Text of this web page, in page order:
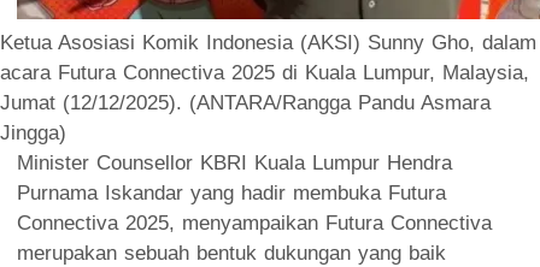
Ketua Asosiasi Komik Indonesia (AKSI) Sunny Gho, dalam
acara Futura Connectiva 2025 di Kuala Lumpur, Malaysia,
Jumat (12/12/2025). (ANTARA/Rangga Pandu Asmara
Jingga)
Minister Counsellor KBRI Kuala Lumpur Hendra
Purnama Iskandar yang hadir membuka Futura
Connectiva 2025, menyampaikan Futura Connectiva
merupakan sebuah bentuk dukungan yang baik